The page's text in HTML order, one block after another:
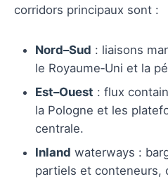
corridors principaux sont :
Nord–Sud : liaisons
le Royaume‑Uni et la
Est–Ouest : flux
la Pologne et les
centrale.
Inland waterways :
partiels et conteneurs,